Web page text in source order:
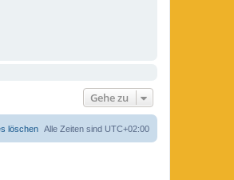
Gehe zu
Alle Zeiten sind UTC+02:00
löschen